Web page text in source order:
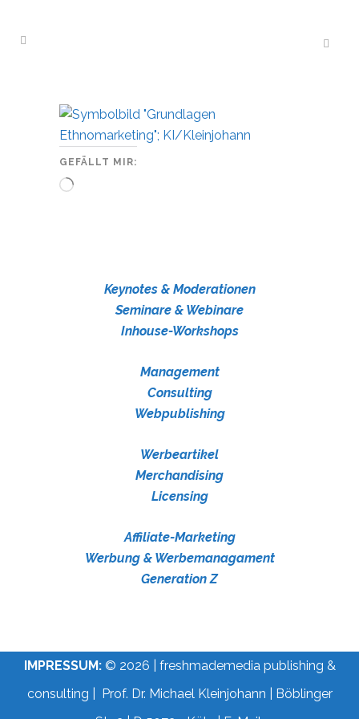
GEFÄLLT MIR:
Wird
Keynotes & Moderationen
Seminare & Webinare
Inhouse-Workshops
Management
Consulting
Webpublishing
Werbeartikel
Merchandising
Licensing
Affiliate-Marketing
Werbung & Werbemanagament
Generation Z
IMPRESSUM:© 2026 | freshmademedia publishing &
consulting | Prof. Dr. Michael Kleinjohann | Böblinger